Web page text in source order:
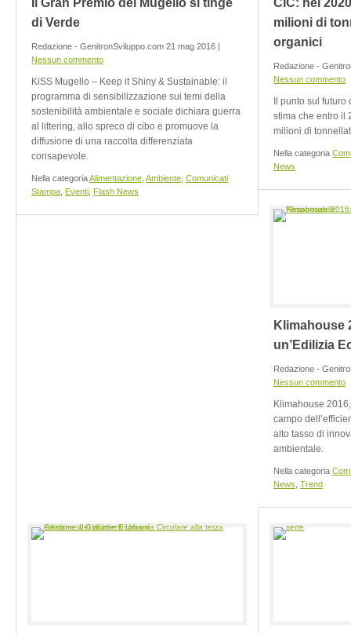
Il Gran Premio del Mugello si tinge
di Verde
Redazione - GenitronSviluppo.com 21 mag 2016 |
Nessun commento
KiSS Mugello – Keep it Shiny & Sustainable: il
programma di sensibilizzazione sui temi della
sostenibilità ambientale e sociale dichiara guerra
al littering, allo spreco di cibo e promuove la
diffusione di una raccolta differenziata
consapevole.
Nella categoriaAlimentazione Ambiente Comunicati
Stampa Eventi Flash News
CIC: nel
milioni di
organici
Redazione -
Nessun commento
Il punto sul
stima che entro il
milioni di
Nella categoria
News
Klimahouse
un’Edilizia
Redazione -
Nessun commento
Klimahouse
campo
alto tasso di
ambientale.
Nella categoria
News Trend